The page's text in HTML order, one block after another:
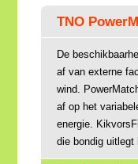
TNO
De
af van externe
wind.
af op het
energie.
die bondig uitlegt